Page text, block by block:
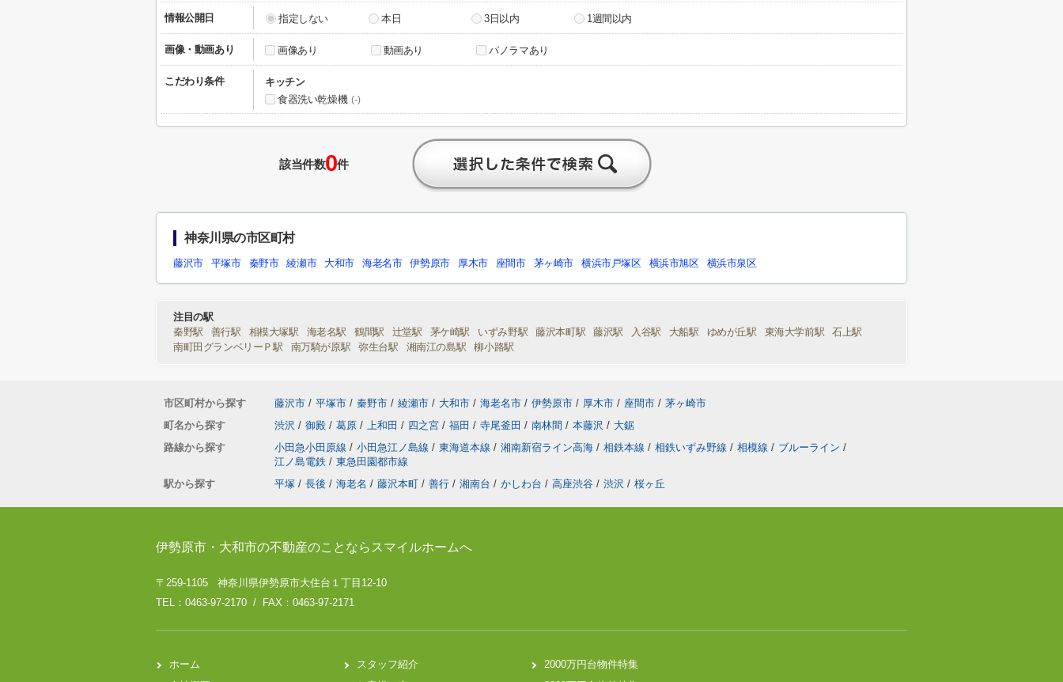
情報公開日 指定しない 本日 3日以内 1週間以内
画像・動画あり 画像あり 動画あり パノラマあり
こだわり条件
キッチン
食器洗い乾燥機 (-)
該当件数0件
神奈川県の市区町村
藤沢市 平塚市 秦野市 綾瀬市 大和市 海老名市 伊勢原市 厚木市 座間市 茅ヶ崎市 横浜市戸塚区 横浜市旭区 横浜市泉区
注目の駅
秦野駅
善行駅 相模大塚駅 海老名駅 鶴間駅 辻堂駅 茅ケ崎駅 いずみ野駅 藤沢本町駅 藤沢駅 入谷駅 大船駅 ゆめが丘駅 東海大学前駅
石上駅
南町田グランベリーＰ駅
南万騎が原駅 弥生台駅 湘南江の島駅 柳小路駅
市区町村から探す 藤沢市 / 平塚市 / 秦野市 / 綾瀬市 / 大和市 / 海老名市 / 伊勢原市 / 厚木市 / 座間市 / 茅ヶ崎市
町名から探す
渋沢 / 御殿 / 葛原 / 上和田 / 四之宮 / 福田 / 寺尾釜田 / 南林間 / 本藤沢 / 大鋸
路線から探す
小田急小田原線 / 小田急江ノ島線 / 東海道本線 / 湘南新宿ライン高海 / 相鉄本線 / 相鉄いずみ野線 / 相模線 / ブルーライン /
江ノ島電鉄 / 東急田園都市線
駅から探す
平塚 / 長後 / 海老名 / 藤沢本町 / 善行 / 湘南台 / かしわ台 / 高座渋谷 / 渋沢 / 桜ヶ丘
伊勢原市・大和市の不動産のことならスマイルホームへ
〒259-1105 神奈川県伊勢原市大住台１丁目12-10
TEL：0463-97-2170 / FAX：0463-97-2171
ホーム
スタッフ紹介
2000万円台物件特集